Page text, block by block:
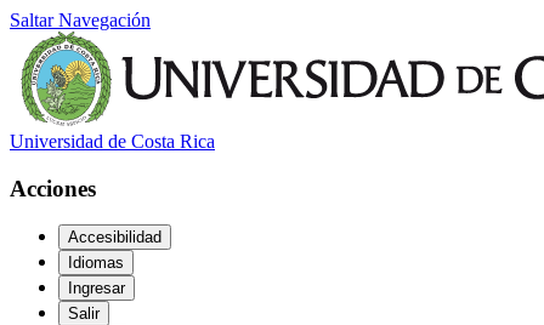
Saltar Navegación
Universidad de Costa Rica
Acciones
Accesibilidad
Idiomas
Ingresar
Salir